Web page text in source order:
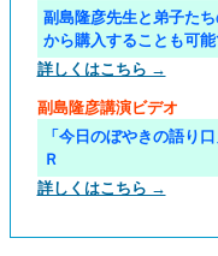
副島隆彦先生と弟子た
から購入することも可能
詳しくはこちら →
副島隆彦講演ビデオ
「今日のぼやきの語り
Ｒ
詳しくはこちら →